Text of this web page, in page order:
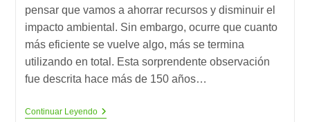
pensar que vamos a ahorrar recursos y disminuir el
impacto ambiental. Sin embargo, ocurre que cuanto
más eficiente se vuelve algo, más se termina
utilizando en total. Esta sorprendente observación
fue descrita hace más de 150 años…
Continuar LeyendoLa